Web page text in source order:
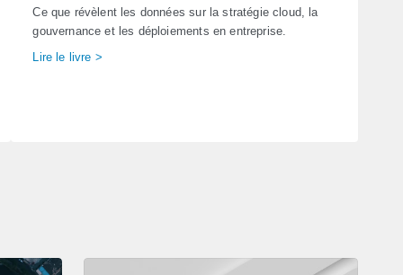
Ce que révèlent les données sur la stratégie cloud, la
gouvernance et les déploiements en entreprise.
Lire le livre >